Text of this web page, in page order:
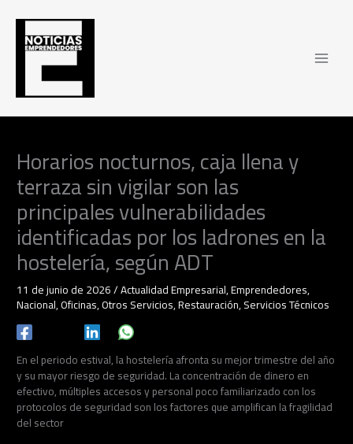
contenido
Horarios nocturnos, caja llena y
terraza sin vigilar son las
principales vulnerabilidades
identificadas por los ladrones en la
hostelería, según ADT
11 de junio de 2026/Actualidad Empresarial,Emprendedores,
Nacional,Oficinas,Otros Servicios,Restauración,Servicios Técnicos
En el periodo estival, la hostelería afronta su mejor trimestre del año
y su mayor riesgo de seguridad. La concentración de dinero en
efectivo, múltiples accesos y personal poco familiarizado con los
protocolos de seguridad son los factores que amplifican la fragilidad
del sector